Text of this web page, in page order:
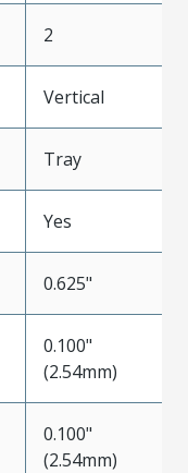
2
Vertical
Tray
Yes
0.625"
0.100"
(2.54mm)
0.100"
(2.54mm)